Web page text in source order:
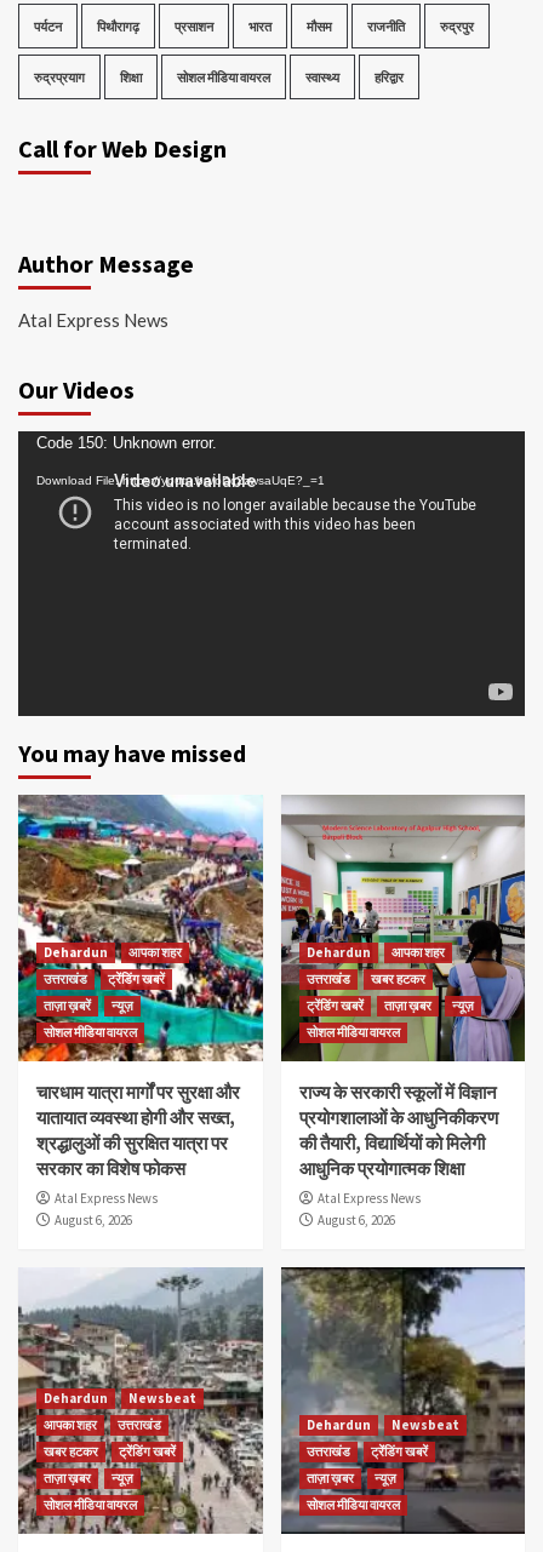
पर्यटन पिथौरागढ़ प्रसाशन भारत मौसम राजनीति रुद्रपुर
रुद्रप्रयाग शिक्षा सोशल मीडिया वायरल स्वास्थ्य हरिद्वार
Call for Web Design
Author Message
Atal Express News
Our Videos
Video
Player
Code 150: Unknown error.
Download File: https://youtu.be/oDc2zwsaUqE?_=1
You may have missed
Dehardun
आपका शहर
उत्तराखंड
ट्रेंडिंग खबरें
ताज़ा ख़बरें
न्यूज़
सोशल मीडिया वायरल
चारधाम यात्रा मार्गों पर सुरक्षा और
यातायात व्यवस्था होगी और सख्त,
श्रद्धालुओं की सुरक्षित यात्रा पर
सरकार का विशेष फोकस
Atal Express News
August 6, 2026
Dehardun
आपका शहर
उत्तराखंड
खबर हटकर
ट्रेंडिंग खबरें
ताज़ा ख़बर
न्यूज़
सोशल मीडिया वायरल
राज्य के सरकारी स्कूलों में विज्ञान
प्रयोगशालाओं के आधुनिकीकरण
की तैयारी, विद्यार्थियों को मिलेगी
आधुनिक प्रयोगात्मक शिक्षा
Atal Express News
August 6, 2026
Dehardun
Newsbeat
आपका शहर
उत्तराखंड
खबर हटकर
ट्रेंडिंग खबरें
ताज़ा ख़बर
न्यूज़
सोशल मीडिया वायरल
Dehardun
Newsbeat
उत्तराखंड
ट्रेंडिंग खबरें
ताज़ा ख़बर
न्यूज़
सोशल मीडिया वायरल